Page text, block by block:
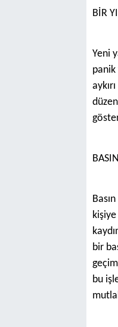
BİR
Yeni
panik
bir
bu